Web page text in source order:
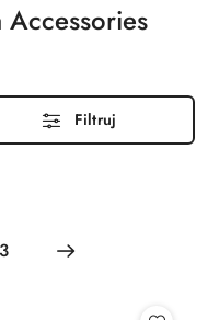
Filtruj